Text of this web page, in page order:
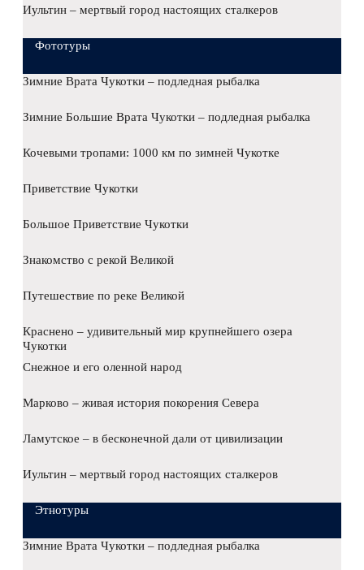
Иультин – мертвый город настоящих сталкеров
Фототуры
Зимние Врата Чукотки – подледная рыбалка
Зимние Большие Врата Чукотки – подледная рыбалка
Кочевыми тропами: 1000 км по зимней Чукотке
Приветствие Чукотки
Большое Приветствие Чукотки
Знакомство с рекой Великой
Путешествие по реке Великой
Краснено – удивительный мир крупнейшего озера
Чукотки
Снежное и его оленной народ
Марково – живая история покорения Севера
Ламутское – в бесконечной дали от цивилизации
Иультин – мертвый город настоящих сталкеров
Этнотуры
Зимние Врата Чукотки – подледная рыбалка